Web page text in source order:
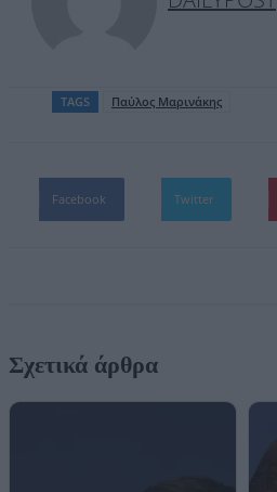
TAGS Παύλος Μαρινάκης
Facebook Twitter
Σχετικά άρθρα